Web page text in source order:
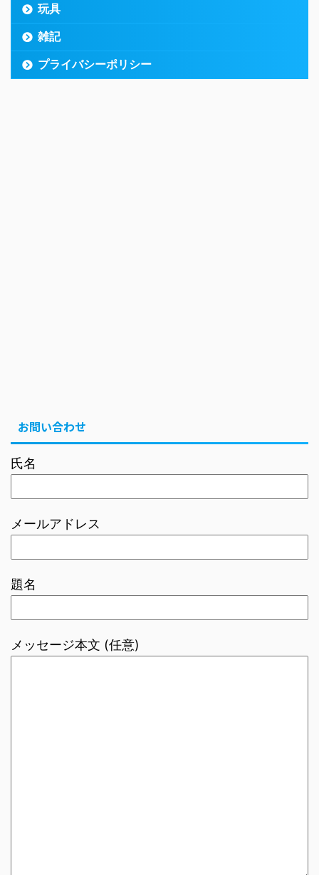
玩具
雑記
プライバシーポリシー
お問い合わせ
氏名
メールアドレス
題名
メッセージ本文 (任意)